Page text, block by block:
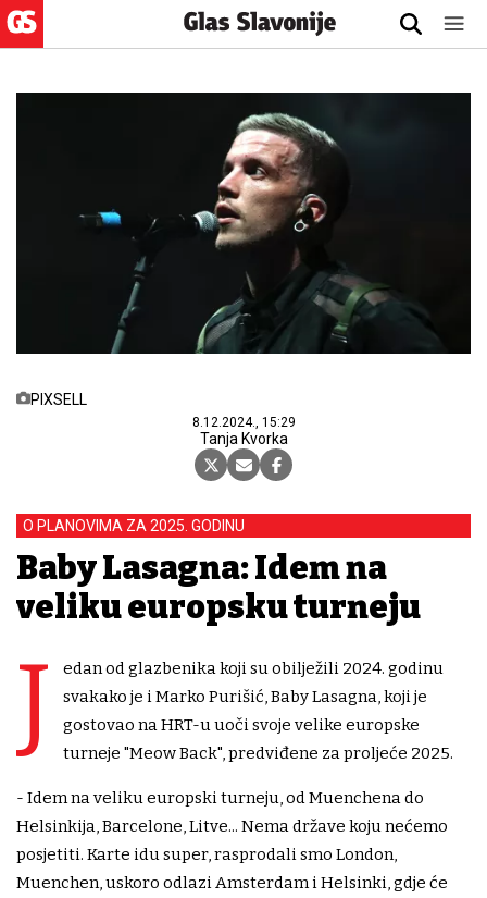
PIXSELL
8.12.2024., 15:29
Tanja Kvorka
O PLANOVIMA ZA 2025. GODINU
Baby Lasagna: Idem na
veliku europsku turneju
J
edan od glazbenika koji su obilježili 2024. godinu
svakako je i Marko Purišić, Baby Lasagna, koji je
gostovao na HRT-u uoči svoje velike europske
turneje "Meow Back", predviđene za proljeće 2025.
- Idem na veliku europski turneju, od Muenchena do
Helsinkija, Barcelone, Litve... Nema države koju nećemo
posjetiti. Karte idu super, rasprodali smo London,
Muenchen, uskoro odlazi Amsterdam i Helsinki, gdje će